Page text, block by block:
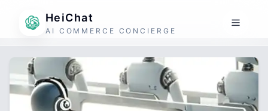
HeiChat
AI COMMERCE CONCIERGE